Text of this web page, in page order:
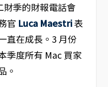
財季的財報電話會
官 Luca Maestri表
直在成長。3 月份
季度所有 Mac 買家
。